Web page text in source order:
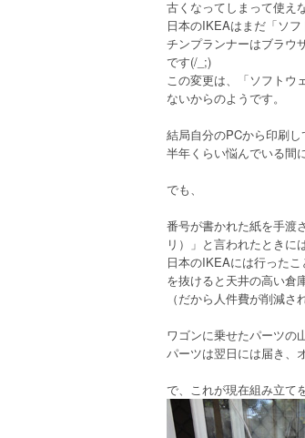
古くなってしまって使え
日本のIKEAはまだ「ソ
チンプランナーはブラウ
です(/_;)
この変更は、「ソフトウ
ないからのようです。
結局自分のPCから印刷
半年くらい悩んでいる間
でも、
番号が書かれた紙を手渡
リ）」と言われたときに
日本のIKEAには行った
を抜けると天井の高い倉
（だから人件費が削減さ
ワゴンに乗せたパーツの
パーツは翌日には届き、
で、これが現在組み立て